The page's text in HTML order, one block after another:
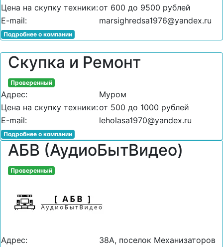
Цена на скупку техники:от 600 до 9500 рублей
E-mail:
marsighredsa1976@yandex.ru
Подробнее о компании
Скупка и Ремонт
Проверенный
Адрес:
Муром
Цена на скупку техники:от 500 до 1000 рублей
E-mail:
leholasa1970@yandex.ru
Подробнее о компании
АБВ (АудиоБытВидео)
Проверенный
Адрес:
38А, поселок Механизаторов